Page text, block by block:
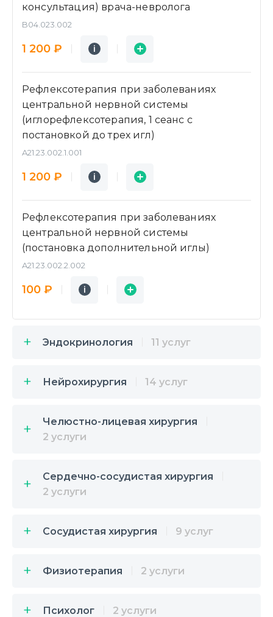
консультация) врача-невролога
B04.023.002
1 200 ₽ i
Подробнее
i
Заявка
Рефлексотерапия при заболеваниях
центральной нервной системы
(иглорефлексотерапия, 1 сеанс с
постановкой до трех игл)
A21.23.002.1.001
1 200 ₽ i
Подробнее
i
Заявка
Рефлексотерапия при заболеваниях
центральной нервной системы
(постановка дополнительной иглы)
A21.23.002.2.002
100 ₽ i
Подробнее
i
Заявка
Эндокринология 11 услуг
Нейрохирургия 14 услуг
Челюстно-лицевая хирургия
2 услуги
Сердечно-сосудистая хирургия
2 услуги
Сосудистая хирургия 9 услуг
Физиотерапия 2 услуги
Психолог 2 услуги